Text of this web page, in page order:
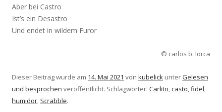
Aber bei Castro
Ist’s ein Desastro
Und endet in wildem Furor
© carlos b. lorca
Dieser Beitrag wurde am 14. Mai 2021 von kubelick unterGelesen
und besprochen veröffentlicht. Schlagwörter: Carlito,casto,fidel,
humidor, Scrabble.